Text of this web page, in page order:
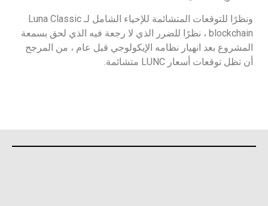
ونظرًا للتوقعات المتشائمة للإحياء الشامل لـ Luna Classic
blockchain ، نظرًا للضرر الذي لا رجعة فيه الذي لحق بسمعة
المشروع بعد انهيار نظامه الإيكولوجي قبل عام ، من المرجح
أن تظل توقعات أسعار LUNC متشائمة.